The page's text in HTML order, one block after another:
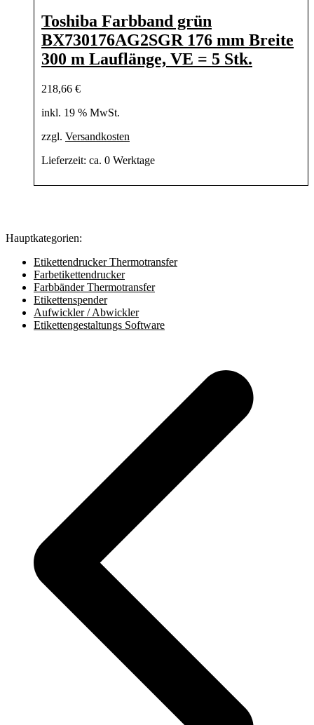
Toshiba Farbband grün
BX730176AG2SGR 176 mm Breite
300 m Lauflänge, VE = 5 Stk.
218,66 €
inkl. 19 % MwSt.
zzgl. Versandkosten
Lieferzeit: ca. 0 Werktage
Hauptkategorien:
Etikettendrucker Thermotransfer
Farbetikettendrucker
Farbbänder Thermotransfer
Etikettenspender
Aufwickler / Abwickler
Etikettengestaltungs Software